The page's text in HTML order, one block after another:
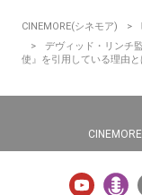
CINEMORE(シネモア)
デヴィッド・リンチ
使』を引用している理由と